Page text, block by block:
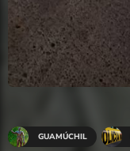
GUAMÚCHIL